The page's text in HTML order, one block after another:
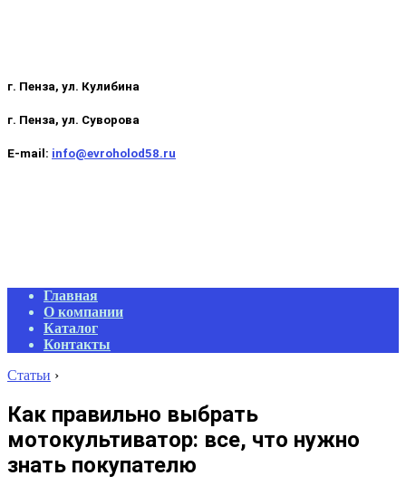
г. Пенза, ул. Кулибина
г. Пенза, ул. Суворова
E-mail: info@evroholod58.ru
Primary
Navigation
Menu
Главная
О компании
Каталог
Контакты
Статьи ›
Как правильно выбрать
мотокультиватор: все, что нужно
знать покупателю